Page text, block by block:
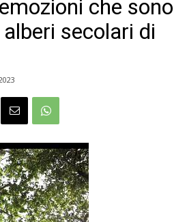
che sono
secolari di